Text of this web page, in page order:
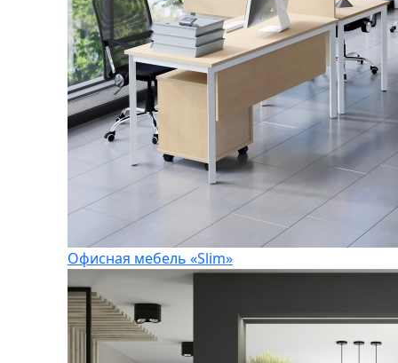
Офисная мебель «Slim»